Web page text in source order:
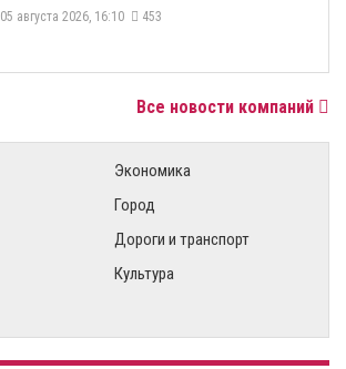
05 августа 2026, 16:10 453
Все новости компаний
Экономика
Город
Дороги и транспорт
Культура